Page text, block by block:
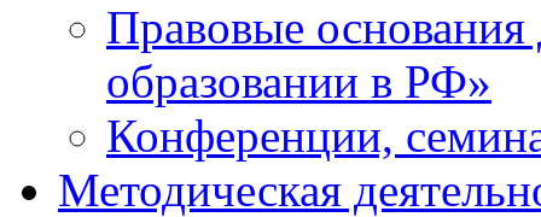
Правовые
образовании в РФ»
Конференции,
Методическая